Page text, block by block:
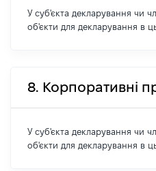
У суб'єкта декларування чи
об'єкти для декларування в
8. Корпоративні
У суб'єкта декларування чи
об'єкти для декларування в